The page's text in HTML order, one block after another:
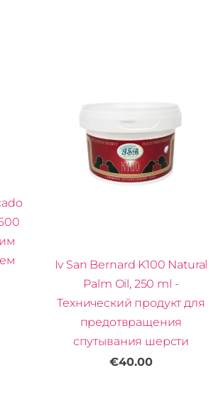
Iv San Bernard K100 Natural
Palm Oil, 250 ml -
Технический продукт для
предотвращения
спутывания шерсти
€40.00